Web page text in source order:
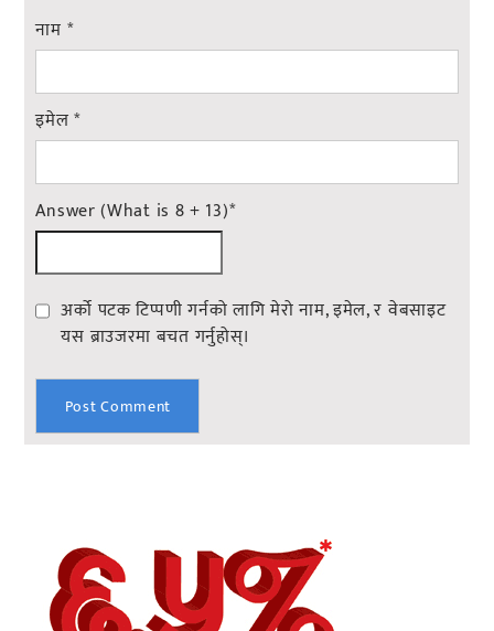
नाम *
इमेल*
Answer (What is 8 + 13)*
अर्को पटक टिप्पणी गर्नको लागि मेरो नाम, इमेल, र वेबसाइट
यस ब्राउजरमा बचत गर्नुहोस्।